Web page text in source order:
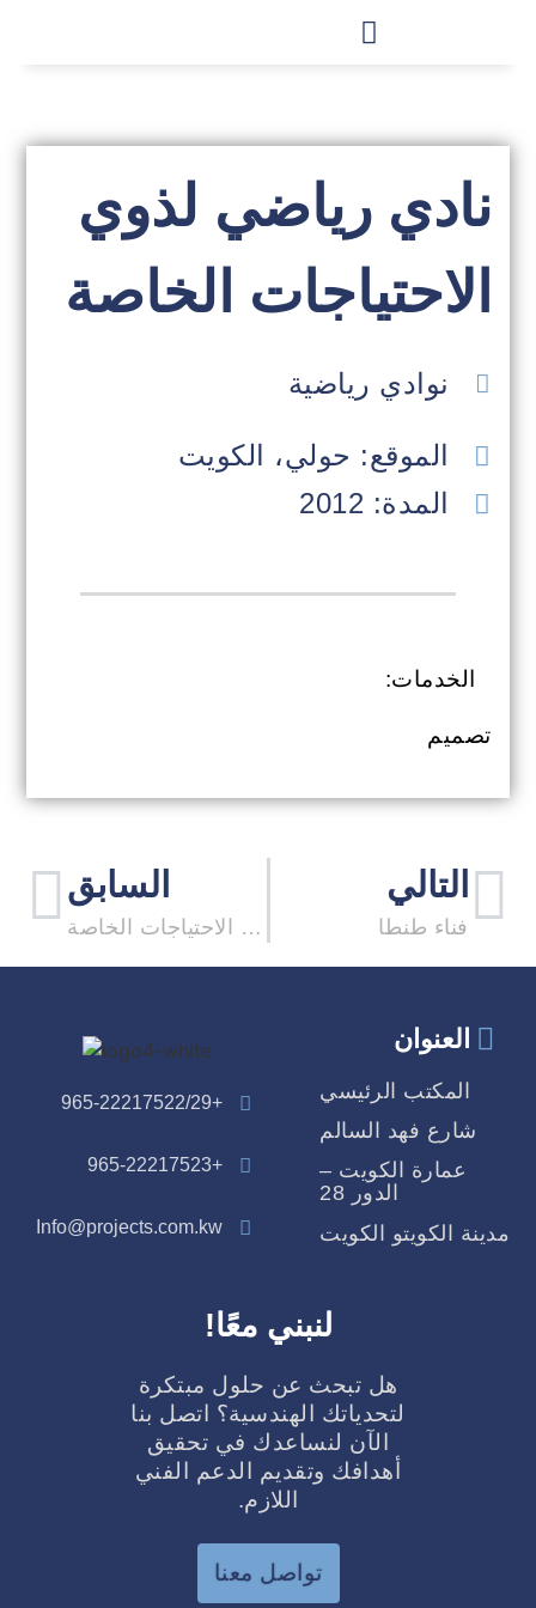
نادي رياضي لذوي
الاحتياجات الخاصة
نوادي رياضية
الموقع: حولي، الكويت
المدة: 2012
تصميم
الخدمات:
السابق
نادي رياضي لذوي الاحتياجات الخاصة
التالي
فناء طنطا
+965-22217522/29
+965-22217523
Info@projects.com.kw
العنوان
المكتب الرئيسي
شارع فهد السالم
عمارة الكويت –
الدور 28
مدينة الكويتو الكويت
لنبني معًا!​
هل تبحث عن حلول مبتكرة
لتحدياتك الهندسية؟ اتصل بنا
الآن لنساعدك في تحقيق
أهدافك وتقديم الدعم الفني
اللازم.
تواصل معنا